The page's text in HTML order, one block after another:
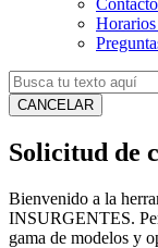
Contacto
CANCELAR
Solicitud de
Bienvenido a la
INSURGENTES.
gama de modelos y